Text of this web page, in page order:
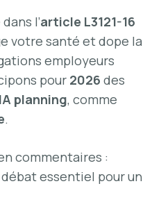
l’article L3121-16
votre santé et dope la
employeurs
pour 2026 des
IA planning, comme
.
commentaires :
essentiel pour un